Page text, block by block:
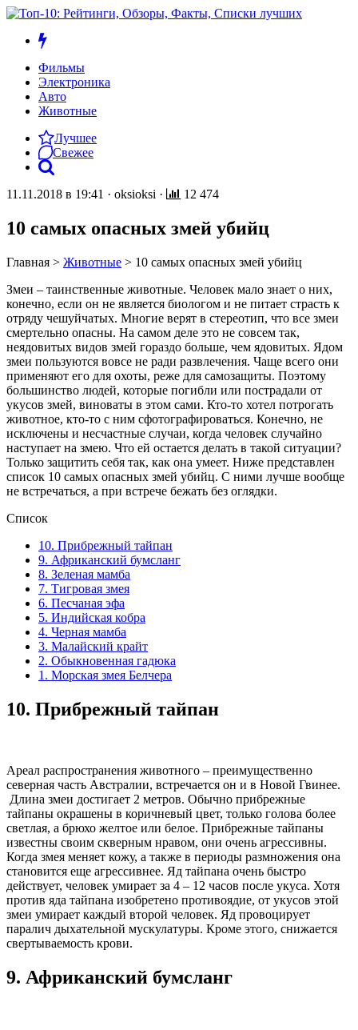
Фильмы
Электроника
Авто
Животные
Лучшее
Свежее
11.11.2018 в 19:41 · oksioksi · 12 474
10 самых опасных змей убийц
Главная > Животные > 10 самых опасных змей убийц
Змеи – таинственные животные. Человек мало знает о них,
конечно, если он не является биологом и не питает страсть к
отряду чешуйчатых. Многие верят в стереотип, что все змеи
смертельно опасны. На самом деле это не совсем так,
неядовитых видов змей гораздо больше, чем ядовитых. Ядом
змеи пользуются вовсе не ради развлечения. Чаще всего они
применяют его для охоты, реже для самозащиты. Поэтому
большинство людей, которые погибли или пострадали от
укусов змей, виноваты в этом сами. Кто-то хотел потрогать
животное, кто-то с ним сфотографироваться. Конечно, не
исключены и несчастные случаи, когда человек случайно
наступает на змею. Что ей остается делать в такой ситуации?
Только защитить себя так, как она умеет. Ниже представлен
список 10 самых опасных змей убийц. С ними лучше вообще
не встречаться, а при встрече бежать без оглядки.
Список
10. Прибрежный тайпан
9. Африканский бумсланг
8. Зеленая мамба
7. Тигровая змея
6. Песчаная эфа
5. Индийская кобра
4. Черная мамба
3. Малайский крайт
2. Обыкновенная гадюка
1. Морская змея Белчера
10. Прибрежный тайпан
Ареал распространения животного – преимущественно
северная часть Австралии, встречается он и в Новой Гвинее.
Длина змеи достигает 2 метров. Обычно прибрежные
тайпаны окрашены в коричневый цвет, только голова более
светлая, а брюхо желтое или белое. Прибрежные тайпаны
известны своим скверным нравом, они очень агрессивны.
Когда змея меняет кожу, а также в периоды размножения она
становится еще агрессивнее. Яд тайпана очень быстро
действует, человек умирает за 4 – 12 часов после укуса. Хотя
против яда тайпана изобретено противоядие, от укусов этой
змеи умирает каждый второй человек. Яд провоцирует
паралич дыхательной мускулатуры. Кроме этого, снижается
свертываемость крови.
9. Африканский бумсланг